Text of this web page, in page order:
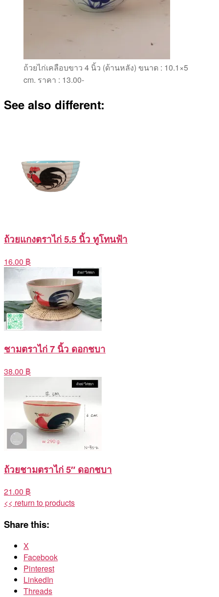
ถ้วยไก่เคลือบขาว 4 นิ้ว (ด้านหลัง) ขนาด : 10.1×5
cm. ราคา : 13.00-
See also different:
ถ้วยแกงตราไก่ 5.5 นิ้ว ทูโทนฟ้า
16.00 ฿
ชามตราไก่ 7 นิ้ว ดอกชบา
38.00 ฿
ถ้วยชามตราไก่ 5″ ดอกชบา
21.00 ฿
<< return to products
Share this:
X
Facebook
Pinterest
LinkedIn
Threads